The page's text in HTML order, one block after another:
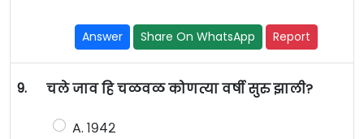
Answer Share On WhatsApp Report
9. चले जाव हि चळवळ कोणत्या वर्षी सुरु झाली?
A. १९४२